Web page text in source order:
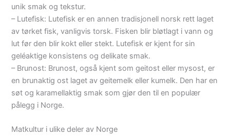
unik smak og tekstur.
– Lutefisk: Lutefisk er en annen tradisjonell norsk rett laget
av tørket fisk, vanligvis torsk. Fisken blir bløtlagt i vann og
lut før den blir kokt eller stekt. Lutefisk er kjent for sin
geléaktige konsistens og delikate smak.
– Brunost: Brunost, også kjent som geitost eller mysost, er
en brunaktig ost laget av geitemelk eller kumelk. Den har en
søt og karamellaktig smak som gjør den til en populær
pålegg i Norge.
Matkultur i ulike deler av Norge